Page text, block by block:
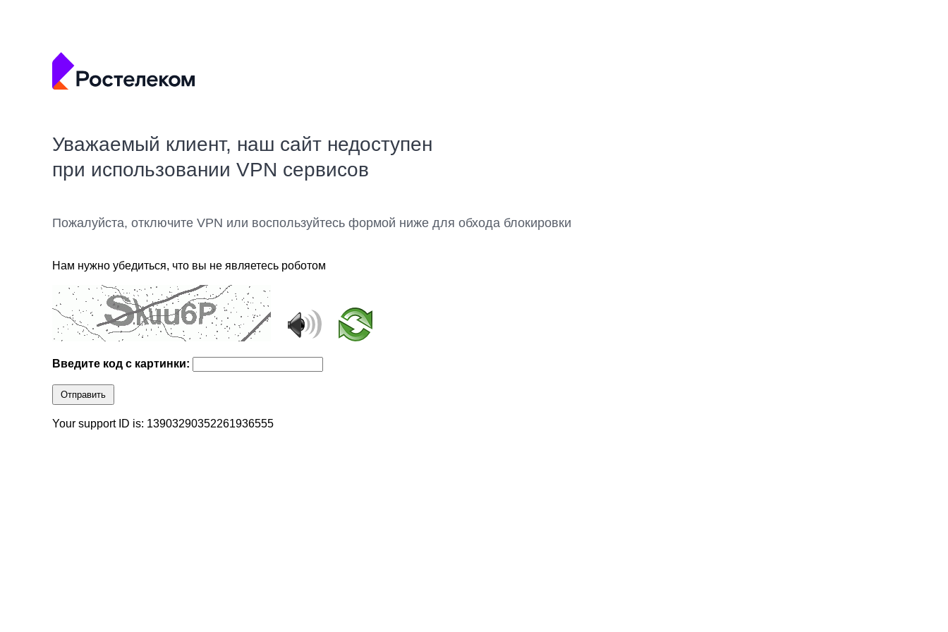
Уважаемый клиент, наш сайт недоступен
при использовании VPN сервисов
Пожалуйста, отключите VPN или воспользуйтесь формой ниже для обхода блокировки
Нам нужно убедиться, что вы не являетесь роботом
Введите код с картинки:
Отправить
Your support ID is: 13903290352261936555